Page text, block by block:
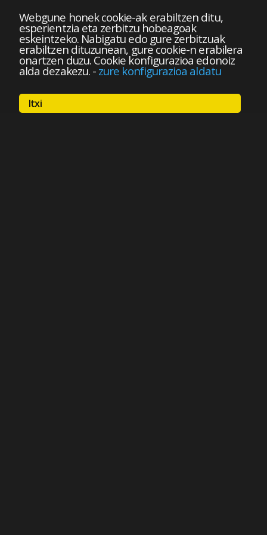
Webgune honek cookie-ak erabiltzen ditu,
esperientzia eta zerbitzu hobeagoak
eskeintzeko. Nabigatu edo gure zerbitzuak
erabiltzen dituzunean, gure cookie-n erabilera
onartzen duzu. Cookie konfigurazioa edonoiz
alda dezakezu.- zure konfigurazioa aldatu
Itxi